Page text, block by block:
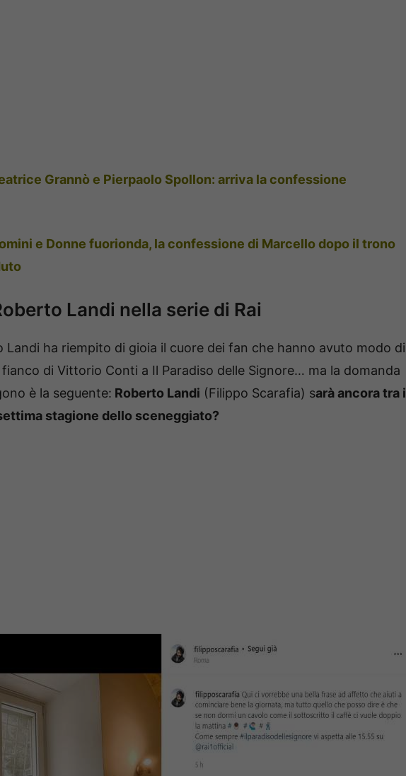
Grannò e Pierpaolo Spollon: arriva la confessione
e Donne fuorionda, la confessione di Marcello dopo il trono
Landi nella serie di Rai
Landi ha riempito di gioia il cuore dei fan che hanno avuto modo di
di Vittorio Conti a Il Paradiso delle Signore… ma la domanda
è la seguente: Roberto Landi (Filippo Scarafia) sarà ancora tra i
stagione dello sceneggiato?